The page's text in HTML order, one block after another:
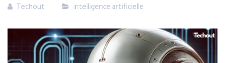
Techout Intelligence artificielle